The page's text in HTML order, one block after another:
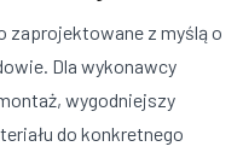
zaprojektowane z myślą o
Dla wykonawcy
wygodniejszy
do konkretnego